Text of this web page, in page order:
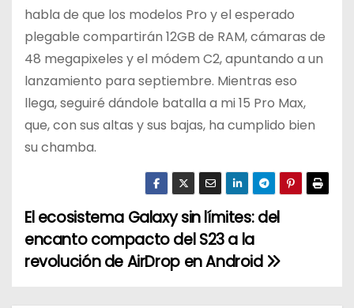
habla de que los modelos Pro y el esperado
plegable compartirán 12GB de RAM, cámaras de
48 megapixeles y el módem C2, apuntando a un
lanzamiento para septiembre. Mientras eso
llega, seguiré dándole batalla a mi 15 Pro Max,
que, con sus altas y sus bajas, ha cumplido bien
su chamba.
N
a
El ecosistema Galaxy sin límites: del
encanto compacto del S23 a la
revolución de AirDrop en Android